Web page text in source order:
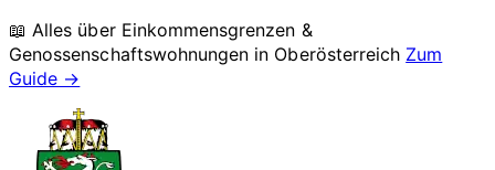
📖 Alles über Einkommensgrenzen &
Genossenschaftswohnungen in Oberösterreich Zum
Guide →